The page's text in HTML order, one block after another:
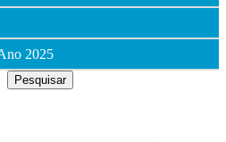
2025
Pesquisar